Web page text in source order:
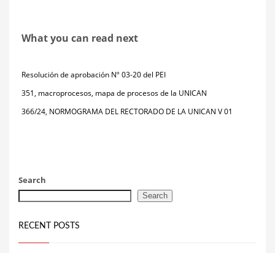
What you can read next
Resolución de aprobación Nº 03-20 del PEI
351, macroprocesos, mapa de procesos de la UNICAN
366/24, NORMOGRAMA DEL RECTORADO DE LA UNICAN V 01
Search
Search
RECENT POSTS